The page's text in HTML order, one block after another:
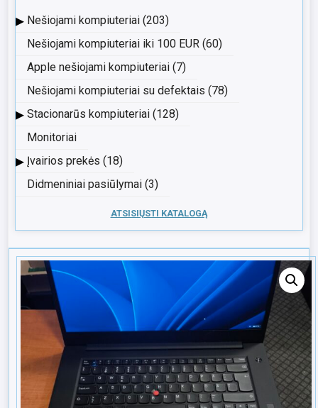
▸ Nešiojami kompiuteriai (203)
Nešiojami kompiuteriai iki 100 EUR (60)
Apple nešiojami kompiuteriai (7)
Nešiojami kompiuteriai su defektais (78)
▸ Stacionarūs kompiuteriai (128)
Monitoriai
▸ Įvairios prekės (18)
Didmeniniai pasiūlymai (3)
ATSISIŲSTI KATALOGĄ